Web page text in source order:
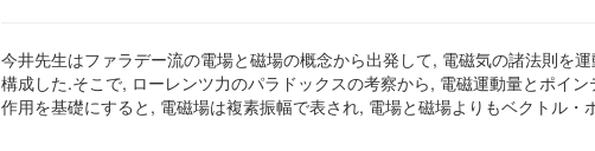
今井先生はファラデー流の電場と磁場の概念から出発して, 電磁気の諸法則を
構成した.そこで, ローレンツ力のパラドックスの考察から, 電磁運動量とポイ
作用を基礎にすると, 電磁場は複素振幅で表され, 電場と磁場よりもベクトル・